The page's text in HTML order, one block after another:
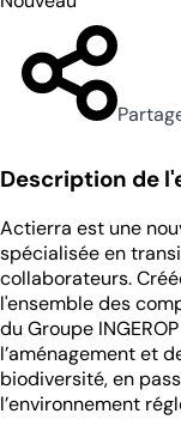
Description de
Actierra est une
spécialisée en
collaborateurs.
l'ensemble des
du Groupe
l’aménagement et
biodiversité, en
l’environnement